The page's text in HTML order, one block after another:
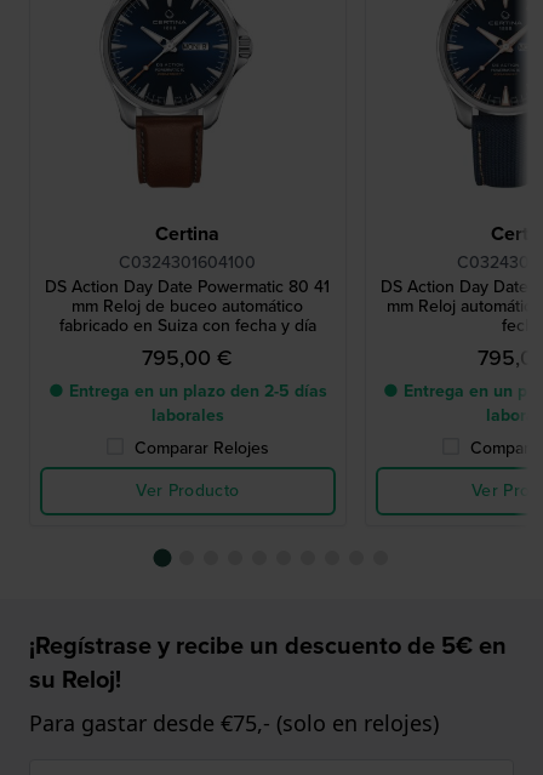
Certina
C0324301604100
DS Action Day Date Powermatic 80 41
mm Reloj de buceo automático
fabricado en Suiza con fecha y día
795,00 €
● Entrega en un plazo den 2-5 días
laborales
Comparar Relojes
Ver Producto
DS Action Day Date
mm Reloj
fecha
● Entrega en un
Ver
¡Regístrase y recibe un descuento de 5€ en
su Reloj!
Para gastar desde €75,- (solo en relojes)